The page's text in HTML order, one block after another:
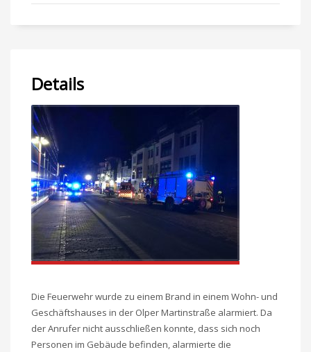
Details
Die Feuerwehr wurde zu einem Brand in einem Wohn- und
Geschäftshauses in der Olper Martinstraße alarmiert. Da
der Anrufer nicht ausschließen konnte, dass sich noch
Personen im Gebäude befinden, alarmierte die